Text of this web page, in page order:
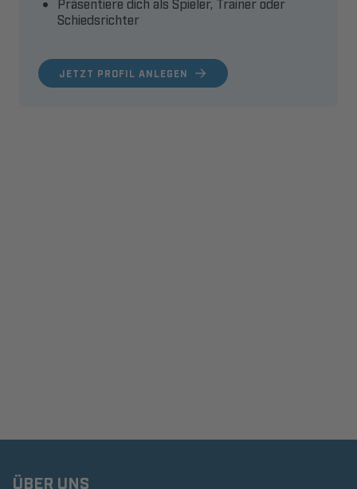
JETZT PROFIL ANLEGEN
Präsentiere dich als Spieler, Trainer oder
Schiedsrichter
ÜBER UNS